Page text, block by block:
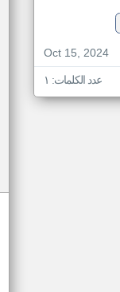
Oct 15, 2024
عدد الكلمات: ١